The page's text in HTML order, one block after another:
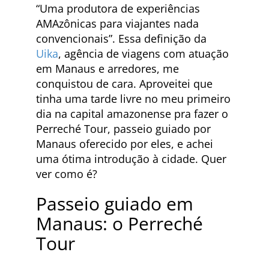
“Uma produtora de experiências
AMAzônicas para viajantes nada
convencionais”. Essa definição da
Uika, agência de viagens com atuação
em Manaus e arredores, me
conquistou de cara. Aproveitei que
tinha uma tarde livre no meu primeiro
dia na capital amazonense pra fazer o
Perreché Tour, passeio guiado por
Manaus oferecido por eles, e achei
uma ótima introdução à cidade. Quer
ver como é?
Passeio guiado em
Manaus: o Perreché
Tour